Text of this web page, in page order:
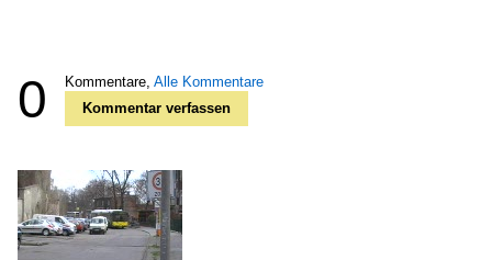
0 Kommentare, Alle Kommentare
Kommentar verfassen